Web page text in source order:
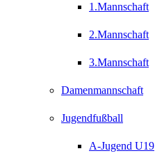
1.Mannschaft
2.Mannschaft
3.Mannschaft
Damenmannschaft
Jugendfußball
A-Jugend U19